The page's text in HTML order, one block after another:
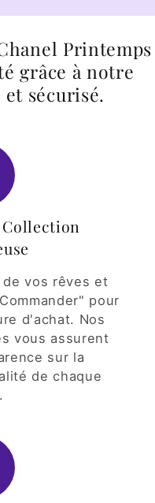
Printemps
grâce à notre
sécurisé.
vos rêves et
pour
d'achat. Nos
vous assurent
sur la
de chaque